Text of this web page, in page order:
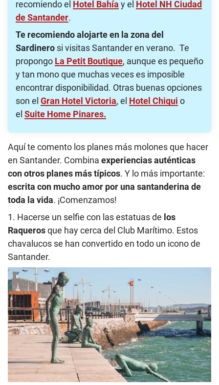
recomiendo el Hotel Bahía y el Hotel NH Ciudad
de Santander.
Te recomiendo alojarte en la zona del
Sardinero si visitas Santander en verano. Te
propongo La Petit Boutique, aunque es pequeño
y tan mono que muchas veces es imposible
encontrar disponibilidad. Otras buenas opciones
son el Gran Hotel Victoria, el Hotel Chiqui o
el Suite Home Pinares.
Aquí te comento los planes más molones que hacer
en Santander. Combina experiencias auténticas
con otros planes más típicos. Y lo más importante:
escrita con mucho amor por una santanderina de
toda la vida. ¡Comenzamos!
1. Hacerse un selfie con las estatuas de los
Raquerosque hay cerca del Club Marítimo. Estos
chavalucos se han convertido en todo un icono de
Santander.